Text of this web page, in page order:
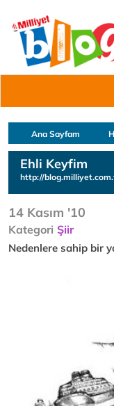
Ana Sayfam
Ehli Keyfim
http://
14 Kasım '10
Kategori Şiir
Nedenlere sahip bir